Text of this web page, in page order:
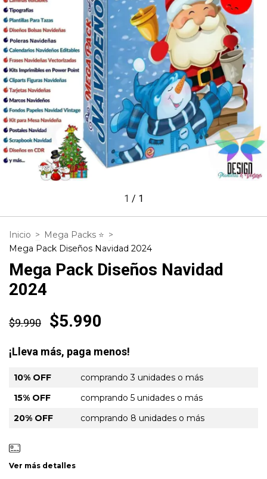
1 / 1
Inicio > Mega Packs ⭐ >
Mega Pack Diseños Navidad 2024
Mega Pack Diseños Navidad
2024
$9.990 $5.990
¡Lleva más, paga menos!
10% OFF
comprando 3 unidades o más
15% OFF
comprando 5 unidades o más
20% OFF
comprando 8 unidades o más
Ver más detalles